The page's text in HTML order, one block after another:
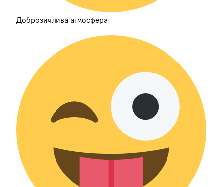
Доброзичлива атмосфера